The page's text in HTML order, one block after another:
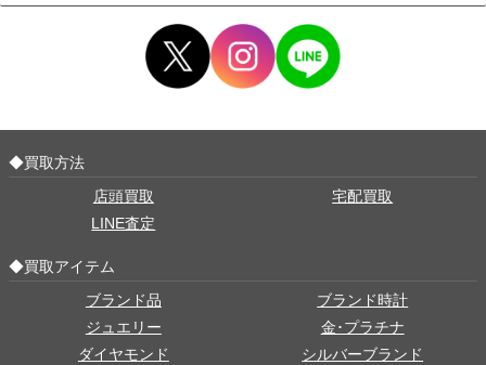
◆買取方法
店頭買取
宅配買取
LINE査定
◆買取アイテム
ブランド品
ブランド時計
ジュエリー
金･プラチナ
ダイヤモンド
シルバーブランド